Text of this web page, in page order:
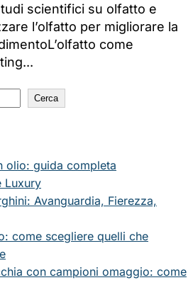
scientifici su olfatto e
l’olfatto per migliorare la
come
Cerca
olio: guida completa
Luxury
Avanguardia, Fierezza,
come scegliere quelli che
con campioni omaggio: come